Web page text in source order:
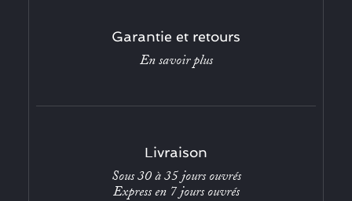
Garantie et retours
En savoir plus
Livraison
Sous 30 à 35 jours ouvrés
Express en 7 jours ouvrés